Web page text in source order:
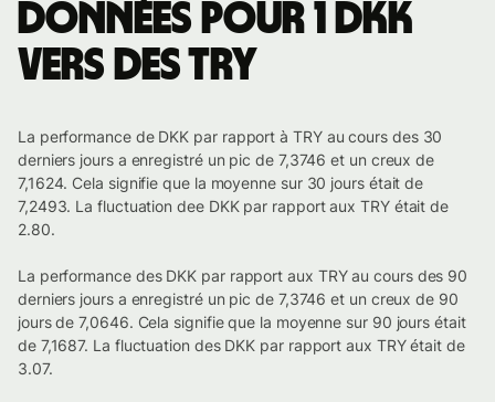
Données pour 1 DKK
vers des TRY
La performance de DKK par rapport à TRY au cours des 30
derniers jours a enregistré un pic de 7,3746 et un creux de
7,1624. Cela signifie que la moyenne sur 30 jours était de
7,2493. La fluctuation dee DKK par rapport aux TRY était de
2.80.
La performance des DKK par rapport aux TRY au cours des 90
derniers jours a enregistré un pic de 7,3746 et un creux de 90
jours de 7,0646. Cela signifie que la moyenne sur 90 jours était
de 7,1687. La fluctuation des DKK par rapport aux TRY était de
3.07.